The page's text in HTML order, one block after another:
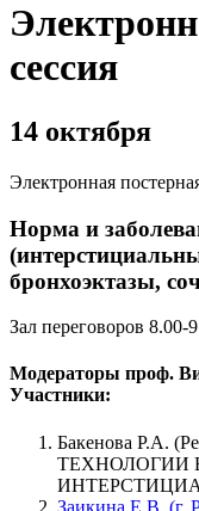
сессия
14 октября
Электронная
Норма и
бронхоэктазы,
Зал переговоров 8.00-
Модераторы проф.
Участники:
Бакенова Р.А.
ТЕХНОЛОГИИ
Заикина Е.В.